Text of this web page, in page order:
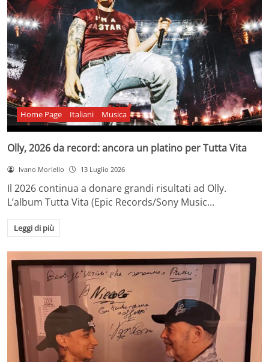
Home Page Italiani Musica
Olly, 2026 da record: ancora un platino per Tutta Vita
Ivano Moriello 13 Luglio 2026
Il 2026 continua a donare grandi risultati ad Olly.
L’album Tutta Vita (Epic Records/Sony Music…
Leggi di più